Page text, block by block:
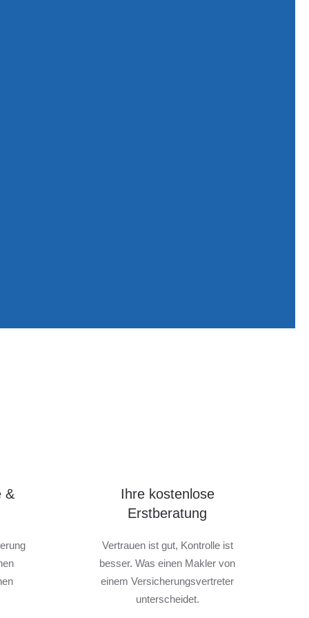
&
Ihre kostenlose
Erstberatung
Vertrauen ist gut, Kontrolle ist
besser. Was einen Makler von
einem Versicherungsvertreter
unterscheidet.